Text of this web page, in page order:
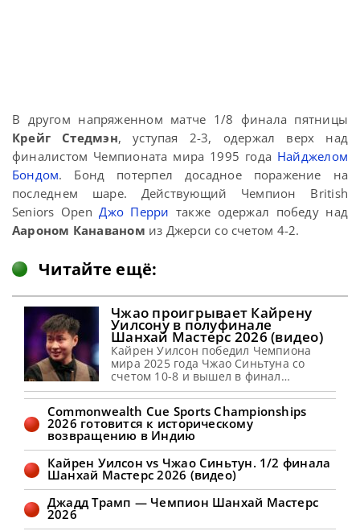
В другом напряженном матче 1/8 финала пятницы
Крейг Стедмэн, уступая 2-3, одержал верх над
финалистом Чемпионата мира 1995 года Найджелом
Бондом. Бонд потерпел досадное поражение на
последнем шаре. Действующий Чемпион British
Seniors OpenДжо Перри также одержал победу над
Аароном Канаваном из Джерси со счетом 4-2.
Читайте ещё:
Чжао проигрывает Кайрену
Уилсону в полуфинале
Шанхай Мастерс 2026 (видео)
Кайрен Уилсон победил Чемпиона
мира 2025 года Чжао Синьтуна со
счетом 10-8 и вышел в финал
Shanghai Masters 2026 Кайрен Уилсон
одержал захватывающую победу со
счетом 10-8 над Чжао Синьтуном в
полуфинале Шанхай Мастерс 2026.
Уилсон после первой сессии вышел с
преимуществом 5-4 (видео). Вторую
сессию он начал с брейка в 82 очка и
лидировал
Commonwealth Cue Sports Championships
2026 готовится к историческому
возвращению в Индию
Кайрен Уилсон vs Чжао Синьтун. 1/2 финала
Шанхай Мастерс 2026 (видео)
Джадд Трамп — Чемпион Шанхай Мастерс
2026